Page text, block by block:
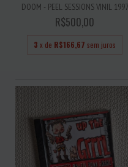
DOOM - PEEL SESSIONS VINIL 1997
R$500,00
3 x de R$166,67 sem juros